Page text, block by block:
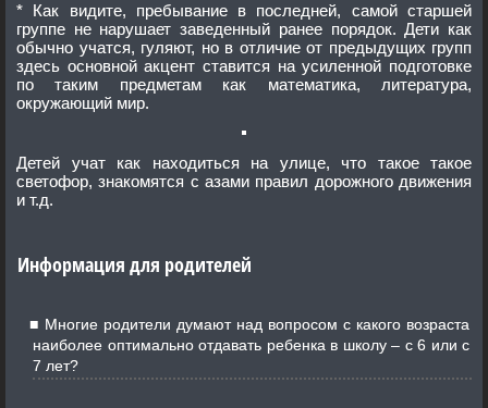
* Как видите, пребывание в последней, самой старшей
группе не нарушает заведенный ранее порядок. Дети как
обычно учатся, гуляют, но в отличие от предыдущих групп
здесь основной акцент ставится на усиленной подготовке
по таким предметам как математика, литература,
окружающий мир.
Детей учат как находиться на улице, что такое такое
светофор, знакомятся с азами правил дорожного движения
и т.д.
Информация для родителей
Многие родители думают над вопросом с какого возраста
наиболее оптимально отдавать ребенка в школу – с 6 или с
7 лет?